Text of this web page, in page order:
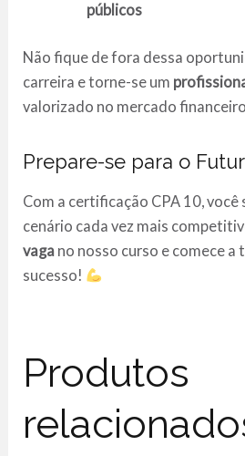
públicos
Não fique de fora dessa
carreira e torne-se um
valorizado no mercado
Prepare-se para o
Com a certificação CPA 10, você
cenário cada vez mais
vaga no nosso curso e comece a
sucesso!
Produtos